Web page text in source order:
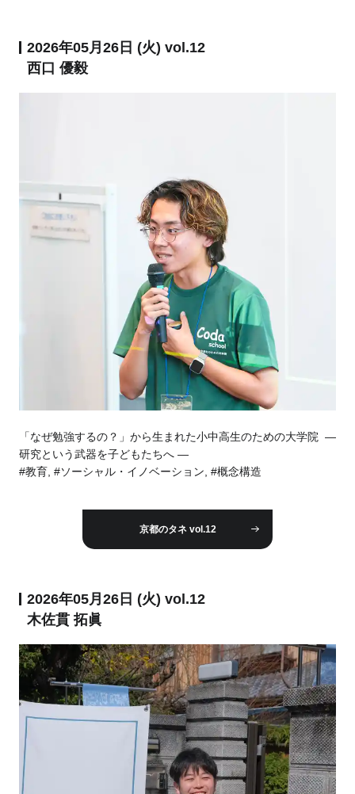
2026年05月26日 (火) vol.12
西口 優毅
「なぜ勉強するの？」から生まれた小中高生のための大学院 ―
研究という武器を子どもたちへ ―
#教育, #ソーシャル・イノベーション, #概念構造
京都のタネ vol.12
2026年05月26日 (火) vol.12
木佐貫 拓眞